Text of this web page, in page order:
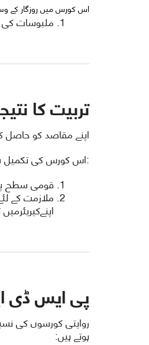
اس کورس میں روزگار کے
ملبوسات
تربیت کا
اپنے مقاصد کو حاصل
:اس کورس کی تکمیل
قومی سطح پر
ملازمت کے
پی ایس ڈی
روایتی کورسوں کی
ہوتے ہیں: